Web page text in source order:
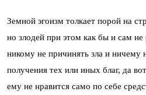
Земной эгоизм толкает порой на
но злодей при этом как бы и сам
никому не причинять зла и ничему
получения тех или иных благ, да
ему не нравится само по себе